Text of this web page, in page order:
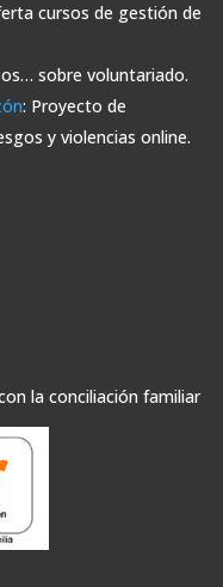
cursos de gestión de
sobre voluntariado.
: Proyecto de
y violencias online.
la conciliación familiar